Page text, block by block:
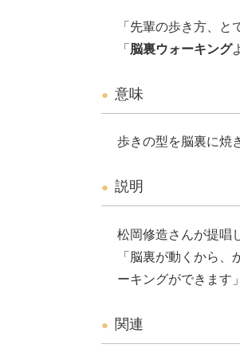
「先輩の歩き方、と
「 脳裏ウォーキング
意味
歩きの型を脳裏に焼
説明
松岡修造さんが提唱
「脳裏が動くから
ーキングができます
関連